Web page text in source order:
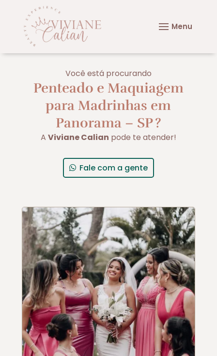
Você está procurando
Penteado e Maquiagem
para Madrinhas em
Panorama – SP?
A Viviane Calian pode te atender!
Fale com a gente